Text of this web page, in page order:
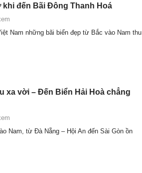
đến Bãi Đông Thanh Hoá
Nam những bãi biển đẹp từ Bắc vào Nam thu
xa vời – Đến Biển Hải Hoà chẳng
Nam, từ Đà Nẵng – Hội An đến Sài Gòn ồn